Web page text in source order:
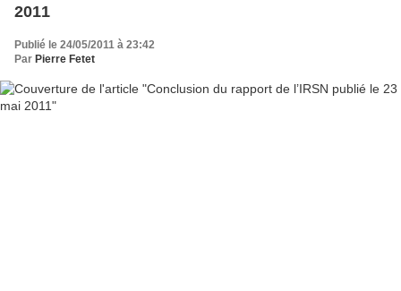
2011
Publié le 24/05/2011 à 23:42
Par Pierre Fetet